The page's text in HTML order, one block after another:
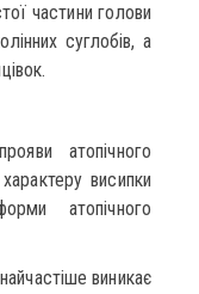
частини голови
суглобів, а
атопічного
висипки
атопічного
виникає